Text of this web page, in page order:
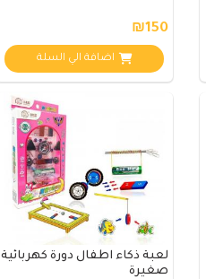
₪150
اضافة الي السلة
لعبة ذكاء اطفال دورة كهربائية
صغيرة